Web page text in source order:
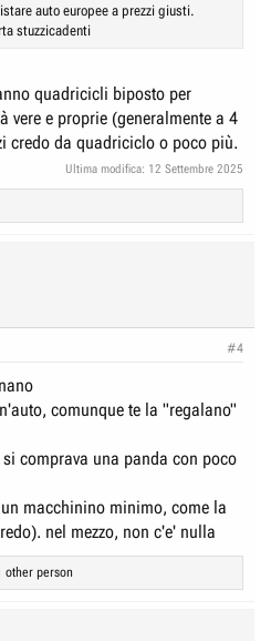
auto europee a prezzi giusti.
stuzzicadenti
quadricicli biposto per
vere e proprie (generalmente a 4
credo da quadriciclo o poco più.
Ultima modifica: 12 Settembre 2025
#4
comunque te la "regalano"
comprava una panda con poco
macchinino minimo, come la
nel mezzo, non c'e' nulla
other person